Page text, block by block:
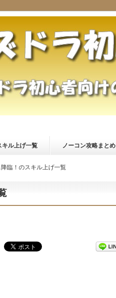
キル上げ一覧 ノーコン攻略まとめ
降臨！のスキル上げ一覧